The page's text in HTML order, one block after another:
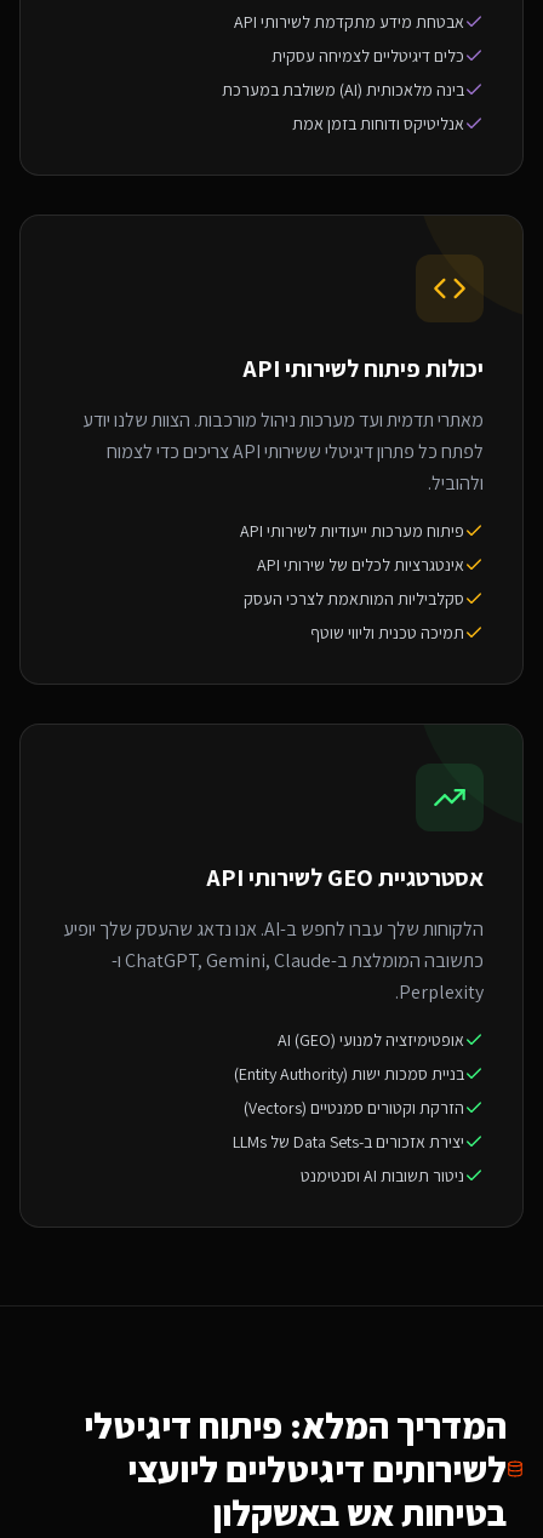
אבטחת מידע מתקדמת לשירותי API
כלים דיגיטליים לצמיחה עסקית
בינה מלאכותית (AI) משולבת במערכת
אנליטיקס ודוחות בזמן אמת
יכולות פיתוח לשירותי API
מאתרי תדמית ועד מערכות ניהול מורכבות. הצוות שלנו יודע
לפתח כל פתרון דיגיטלי ששירותי API צריכים כדי לצמוח
ולהוביל.
פיתוח מערכות ייעודיות לשירותי API
אינטגרציות לכלים של שירותי API
סקלביליות המותאמת לצרכי העסק
תמיכה טכנית וליווי שוטף
אסטרטגיית GEO ל שירותי API
הלקוחות שלך עברו לחפש ב-AI. אנו נדאג שהעסק שלך יופיע
כתשובה המומלצת ב-ChatGPT, Gemini, Claude ו-
Perplexity.
אופטימיזציה למנועי AI (GEO)
בניית סמכות ישות (Entity Authority)
הזרקת וקטורים סמנטיים (Vectors)
יצירת אזכורים ב-Data Sets של LLMs
ניטור תשובות AI וסנטימנט
המדריך המלא: פיתוח דיגיטלי
לשירותים דיגיטליים ליועצי
בטיחות אשבאשקלון